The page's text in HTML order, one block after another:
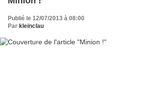
Publié le 12/07/2013 à 08:00
Par kleinclau